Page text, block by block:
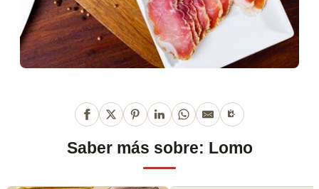
Saber más sobre: Lomo